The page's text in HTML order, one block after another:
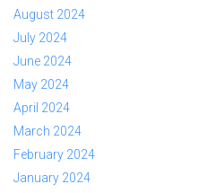
August 2024
July 2024
June 2024
May 2024
April 2024
March 2024
February 2024
January 2024